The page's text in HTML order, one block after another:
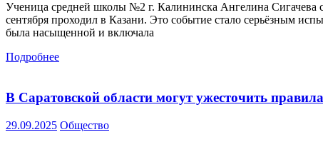
Ученица средней школы №2 г. Калининска Ангелина Сигачева
сентября проходил в Казани. Это событие стало серьёзным
была насыщенной и включала
Подробнее
В Саратовской области могут ужесточить
29.09.2025 Общество